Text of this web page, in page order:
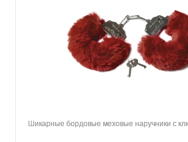
Шикарные бордовые меховые наручники с